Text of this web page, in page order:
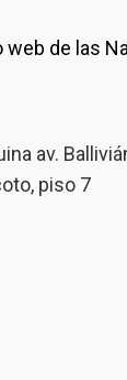
de las
av.
piso 7